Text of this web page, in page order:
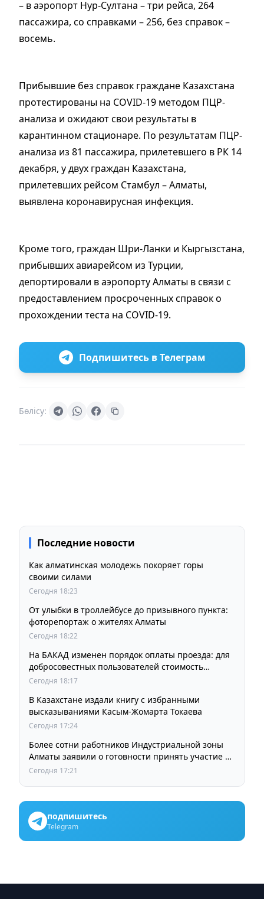
– в аэропорт Нур-Султана – три рейса, 264
пассажира, со справками – 256, без справок –
восемь.
Прибывшие без справок граждане Казахстана
протестированы на COVID-19 методом ПЦР-
анализа и ожидают свои результаты в
карантинном стационаре. По результатам ПЦР-
анализа из 81 пассажира, прилетевшего в РК 14
декабря, у двух граждан Казахстана,
прилетевших рейсом Стамбул – Алматы,
выявлена коронавирусная инфекция.
Кроме того, граждан Шри-Ланки и Кыргызстана,
прибывших авиарейсом из Турции,
депортировали в аэропорту Алматы в связи с
предоставлением просроченных справок о
прохождении теста на COVID-19.
Подпишитесь в Телеграм
Бөлісу:
Последние новости
Как алматинская молодежь покоряет горы
своими силами
Сегодня 18:23
От улыбки в троллейбусе до призывного пункта:
фоторепортаж о жителях Алматы
Сегодня 18:22
На БАКАД изменен порядок оплаты проезда: для
добросовестных пользователей стоимость
остается прежней
Сегодня 18:17
В Казахстане издали книгу с избранными
высказываниями Касым-Жомарта Токаева
Сегодня 17:24
Более сотни работников Индустриальной зоны
Алматы заявили о готовности принять участие в
выборах членов Курылтая
Сегодня 17:21
подпишитесь
Telegram